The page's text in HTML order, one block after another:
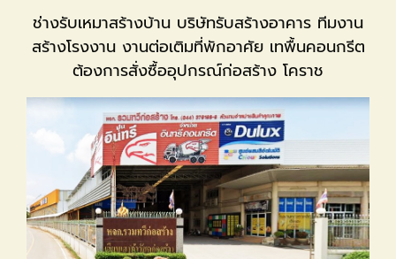
ช่างรับเหมา​​​​​​สร้างบ้าน บริษัทรับสร้างอาคาร ทีมงาน
สร้างโรงงาน งานต่อเติมที่พักอาศัย เทพื้นคอนกรีต
ต้องการสั่งซื้ออุปกรณ์ก่อสร้าง โคราช